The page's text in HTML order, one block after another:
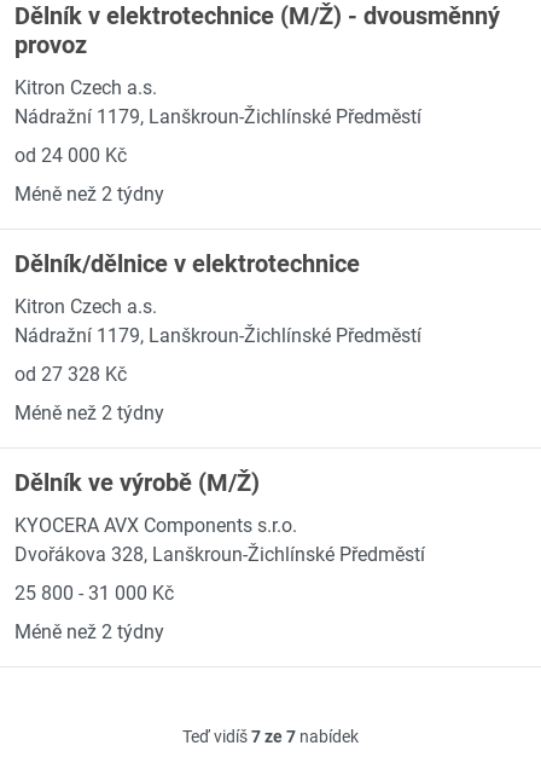
Dělník v elektrotechnice (M/Ž) - dvousměnný
provoz
Kitron Czech a.s.
Nádražní 1179, Lanškroun-Žichlínské Předměstí
od 24 000 Kč
Méně než 2 týdny
Dělník/dělnice v elektrotechnice
Kitron Czech a.s.
Nádražní 1179, Lanškroun-Žichlínské Předměstí
od 27 328 Kč
Méně než 2 týdny
Dělník ve výrobě (M/Ž)
KYOCERA AVX Components s.r.o.
Dvořákova 328, Lanškroun-Žichlínské Předměstí
25 800 - 31 000 Kč
Méně než 2 týdny
Teď vidíš7 ze 7 nabídek